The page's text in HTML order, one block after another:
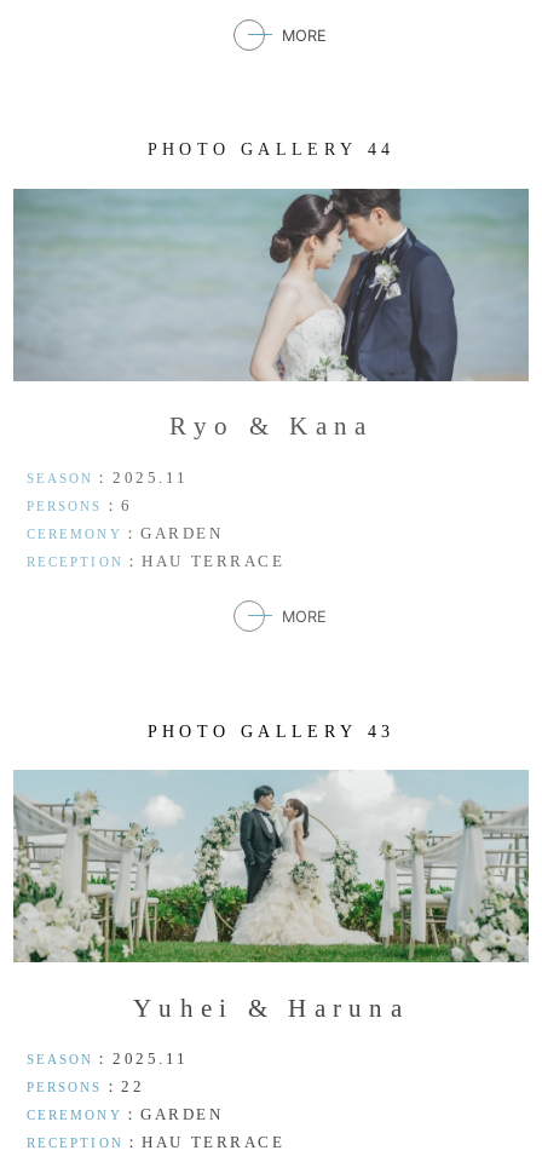
MORE
P HO TO GA L LE RY 44
R yo & K a na
SEASON ：2025.11
PERSONS ：6
CEREMONY ：GARDEN
RECEPTION ：HAU TERRACE
MORE
P HO TO G A L LE R Y 43
Yu h ei & H a run a
SEASON ：2025.11
PERSONS ：22
CEREMONY ：GARDEN
RECEPTION ：HAU TERRACE